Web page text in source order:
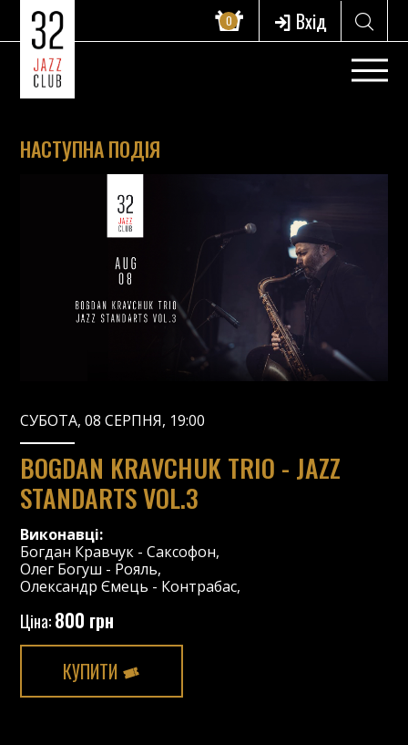
0 Вхід
НАСТУПНА ПОДІЯ
СУБОТА, 08 СЕРПНЯ, 19:00
BOGDAN KRAVCHUK TRIO - JAZZ
STANDARTS VOL.3
Виконавці:
Богдан Кравчук -Саксофон,
Олег Богуш - Рояль,
Олександр Ємець - Контрабас,
Ціна:800 грн
КУПИТИ